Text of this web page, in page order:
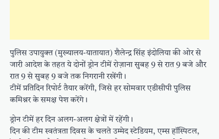
पुलिस उपायुक्त (मुख्यालय-यातायात) शैलेन्द्र सिंह इंदोलिया की ओर से
जारी आदेश के तहत ये दोनों ड्रोन टीमें रोज़ाना सुबह 9 से रात 9 बजे और
रात 9 से सुबह 9 बजे तक निगरानी रखेंगी।
टीमें प्रतिदिन रिपोर्ट तैयार करेंगी, जिसे हर सोमवार एडीसीपी पुलिस
कमिश्नर के समक्ष पेश करेंगे।
ड्रोन टीमें हर दिन अलग-अलग क्षेत्रों में रहेंगी।
दिन की टीम स्वतंत्रता दिवस के चलते उम्मेद स्टेडियम, एम्स हॉस्पिटल,